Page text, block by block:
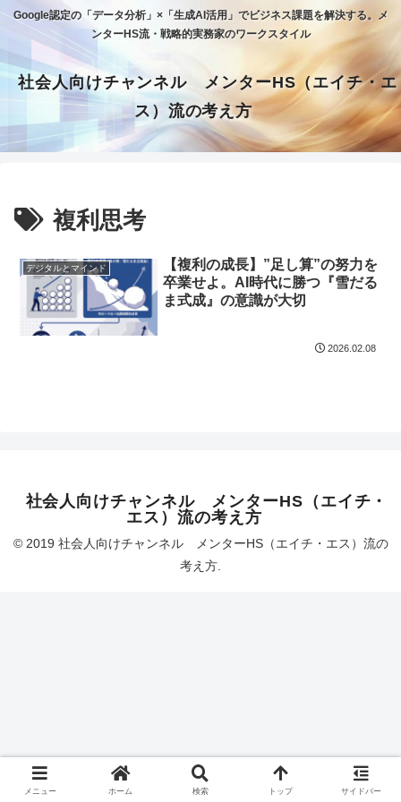
Google認定の「データ分析」×「生成AI活用」でビジネス課題を解決する。メ
ンターHS流・戦略的実務家のワークスタイル
社会人向けチャンネル メンターHS（エイチ・エ
ス）流の考え方
複利思考
デジタルとマインド
【複利の成長】”足し算”の努力を
卒業せよ。AI時代に勝つ『雪だる
ま式成』の意識が大切
2026.02.08
社会人向けチャンネル メンターHS（エイチ・
エス）流の考え方
© 2019 社会人向けチャンネル メンターHS（エイチ・エス）流の
考え方.
メニュー ホーム 検索 トップ サイドバー